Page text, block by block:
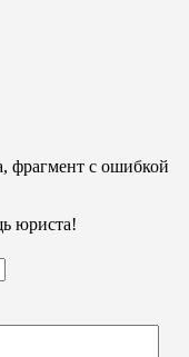
фрагмент с ошибкой
юриста!